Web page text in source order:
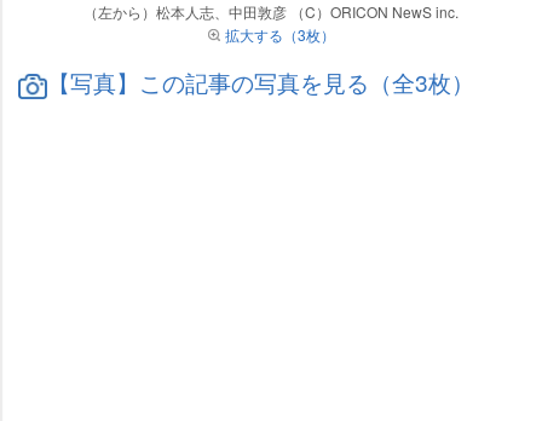
（左から）松本人志、中田敦彦 （C）ORICON NewS inc.
拡大する（3枚）
【写真】この記事の写真を見る（全3枚）